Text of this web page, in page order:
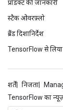
प्रॉडक्ट की जानकारी
स्टैक ओवरफ़्लो
ब्रैंड दिशानिर्देश
TensorFlow से लिया
शर्तें निजता
TensorFlow का